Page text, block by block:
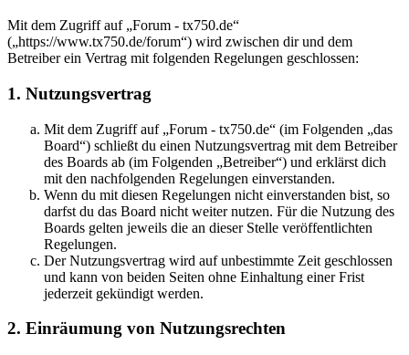
Mit dem Zugriff auf „Forum - tx750.de“
(„https://www.tx750.de/forum“) wird zwischen dir und dem
Betreiber ein Vertrag mit folgenden Regelungen geschlossen:
1. Nutzungsvertrag
Mit dem Zugriff auf „Forum - tx750.de“ (im Folgenden „das
Board“) schließt du einen Nutzungsvertrag mit dem Betreiber
des Boards ab (im Folgenden „Betreiber“) und erklärst dich
mit den nachfolgenden Regelungen einverstanden.
Wenn du mit diesen Regelungen nicht einverstanden bist, so
darfst du das Board nicht weiter nutzen. Für die Nutzung des
Boards gelten jeweils die an dieser Stelle veröffentlichten
Regelungen.
Der Nutzungsvertrag wird auf unbestimmte Zeit geschlossen
und kann von beiden Seiten ohne Einhaltung einer Frist
jederzeit gekündigt werden.
2. Einräumung von Nutzungsrechten